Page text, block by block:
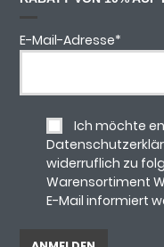
E-Mail-Adresse*
Ich möchte
widerruflich zu
Warensortiment
E-Mail informiert